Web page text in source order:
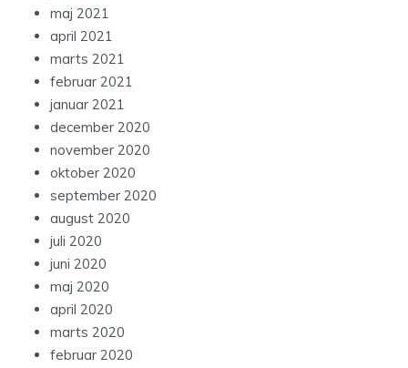
maj 2021
april 2021
marts 2021
februar 2021
januar 2021
december 2020
november 2020
oktober 2020
september 2020
august 2020
juli 2020
juni 2020
maj 2020
april 2020
marts 2020
februar 2020